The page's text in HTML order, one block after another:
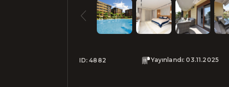
ID:4882 Yayınlandı: 03.11.2025